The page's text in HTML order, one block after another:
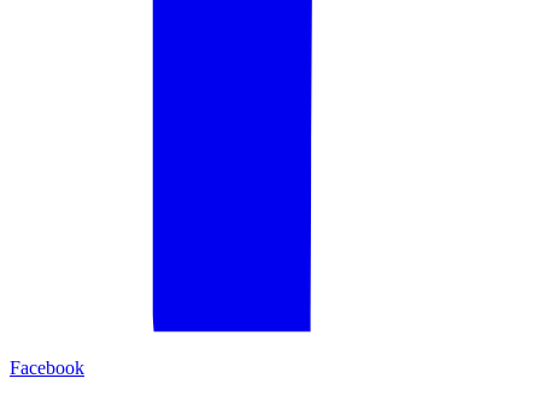
Facebook